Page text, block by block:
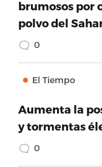
brumosos por
polvo del
0
El Tiempo
Aumenta la
y tormentas
0